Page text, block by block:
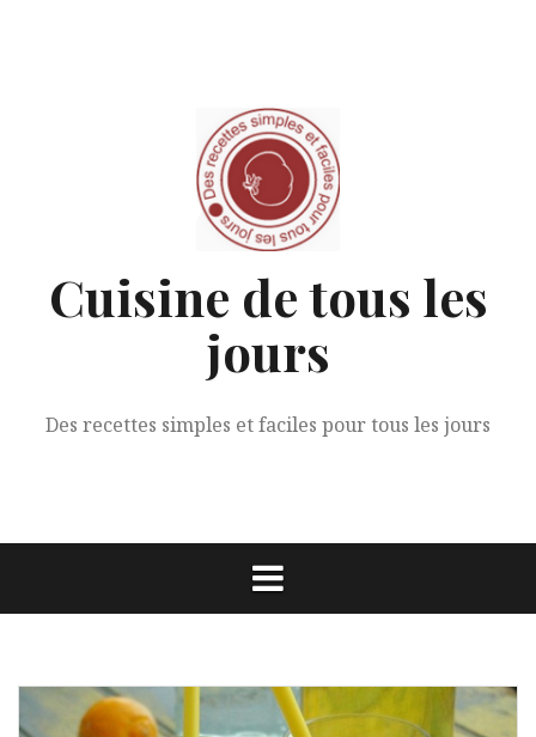
Cuisine de tous les
jours
Des recettes simples et faciles pour tous les jours